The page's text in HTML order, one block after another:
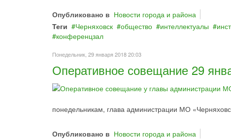
Опубликовано в Новости города и района
Теги
Черняховск общество интеллектуалы
конференцзал
Понедельник, 29 января 2018 20:03
Оперативное совещание 29
понедельникам, глава администрации МО
Опубликовано в Новости города и района